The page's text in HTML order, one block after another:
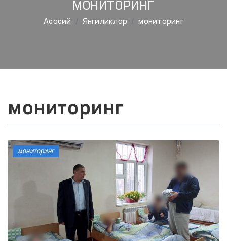
МОНИТОРИНГ
Aсосий Янгиликлар мониторинг
мониторинг
мониторинг